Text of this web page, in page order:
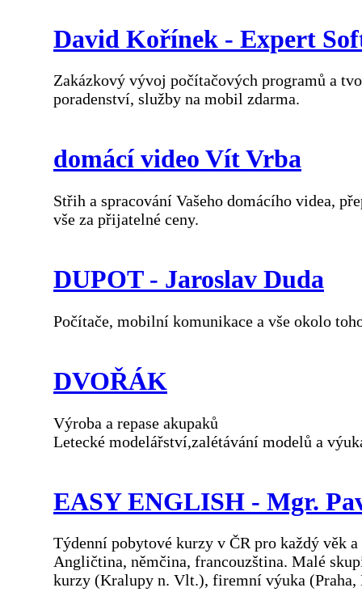
David Kořínek - Expert
Zakázkový vývoj počítačových programů a
poradenství, služby na mobil zdarma.
domácí video Vít Vrba
Střih a spracování Vašeho domácího videa,
vše za přijatelné ceny.
DUPOT - Jaroslav Duda
Počítače, mobilní komunikace a vše okolo
DVOŘÁK
Výroba a repase akupaků
Letecké modelářství,zalétávání modelů a
EASY ENGLISH - Mgr.
Týdenní pobytové kurzy v ČR pro každý věk
Angličtina, němčina, francouzština. Malé
kurzy (Kralupy n. Vlt.), firemní výuka